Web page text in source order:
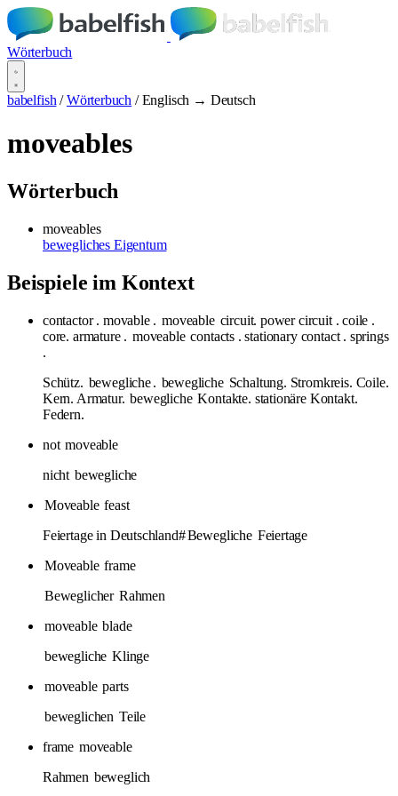
Wörterbuch
babelfish / Wörterbuch / Englisch → Deutsch
moveables
Wörterbuch
moveables
bewegliches Eigentum
Beispiele im Kontext
contactor . movable . moveable circuit. power circuit . coile .
core. armature . moveable contacts . stationary contact . springs
.
Schütz. bewegliche. bewegliche Schaltung. Stromkreis. Coile.
Kern. Armatur. bewegliche Kontakte. stationäre Kontakt.
Federn.
not moveable
nicht bewegliche
Moveable feast
Feiertage in Deutschland#Bewegliche Feiertage
Moveable frame
Beweglicher Rahmen
moveable blade
bewegliche Klinge
moveable parts
beweglichen Teile
frame moveable
Rahmen beweglich